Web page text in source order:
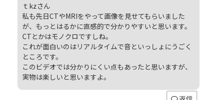
ｔkzさん
私も先日CTやMRIをやって画像を見せてもらいました
が、もっとはるかに直感的で分かりやすいと思います。
CTとかはモノクロですしね。
これが面白いのはリアルタイムで音といっしょにうごく
ところです。
このビデオでは分かりにくい点もあったと思いますが、
実物は楽しいと思いますよ。